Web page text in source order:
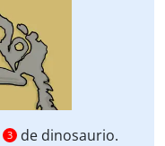
3 de dinosaurio.